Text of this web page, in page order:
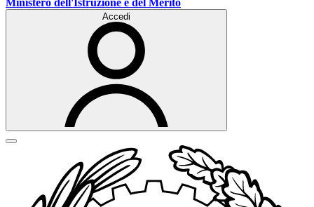
Ministero dell'Istruzione e del Merito
Accedi